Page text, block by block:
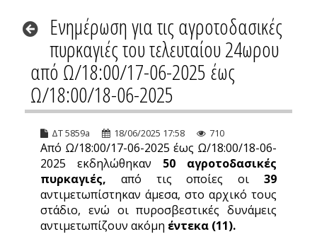
Ενημέρωση για τις αγροτοδασικές
πυρκαγιές του τελευταίου 24ωρου
από Ω/18:00/17-06-2025 έως
Ω/18:00/18-06-2025
ΔΤ 5859a 18/06/2025 17:58 710
Από Ω/18:00/17-06-2025 έως Ω/18:00/18-06-
2025 εκδηλώθηκαν 50 αγροτοδασικές
πυρκαγιές, από τις οποίες οι 39
αντιμετωπίστηκαν άμεσα, στο αρχικό τους
στάδιο, ενώ οι πυροσβεστικές δυνάμεις
αντιμετωπίζουν ακόμη έντεκα (11).